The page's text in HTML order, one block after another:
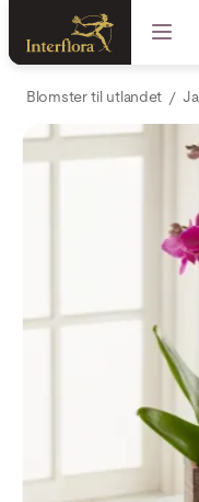
Blomster til utlandet